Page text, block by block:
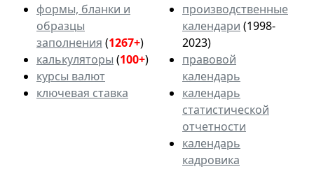
формы, бланки и
образцы
заполнения (1267+)
калькуляторы (100+)
курсы валют
ключевая ставка
производственные
календари (1998-
2023)
правовой
календарь
календарь
статистической
отчетности
календарь
кадровика